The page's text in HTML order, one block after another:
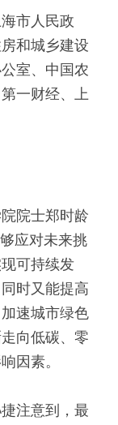
市人民政
和城乡建设
室、中国农
一财经、上
院士郑时龄
应对未来挑
可持续发
时又能提高
速城市绿色
向低碳、零
因素。
注意到，最